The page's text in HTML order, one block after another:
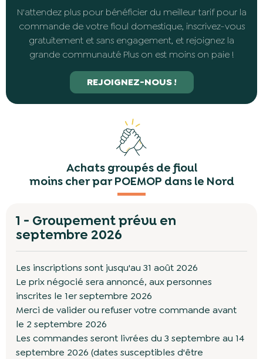
N'attendez plus pour bénéficier du meilleur tarif pour la
commande de votre fioul domestique, inscrivez-vous
gratuitement et sans engagement, et rejoignez la
grande communauté Plus on est moins on paie !
REJOIGNEZ-NOUS !
Achats groupés de fioul
moins cher par POEMOP dans le Nord
1 - Groupement prévu en
septembre 2026
Les inscriptions sont jusqu'au 31 août 2026
Le prix négocié sera annoncé, aux personnes
inscrites le 1er septembre 2026
Merci de valider ou refuser votre commande avant
le 2 septembre 2026
Les commandes seront livrées du 3 septembre au 14
septembre 2026 (dates susceptibles d'être